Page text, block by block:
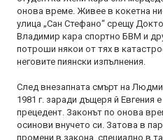
онова време. Живее в кокетна
улица „Сан Стефано“ срещу
Владимир кара спортно БВМ и
потроши някои от тях в
неговите пиянски изпълнения.
След внезапната смърт на
1981 г. заради дъщеря й Евгения
прецедент. Законът по онова
осинови внучето си. Затова в
промени в закона, специално в